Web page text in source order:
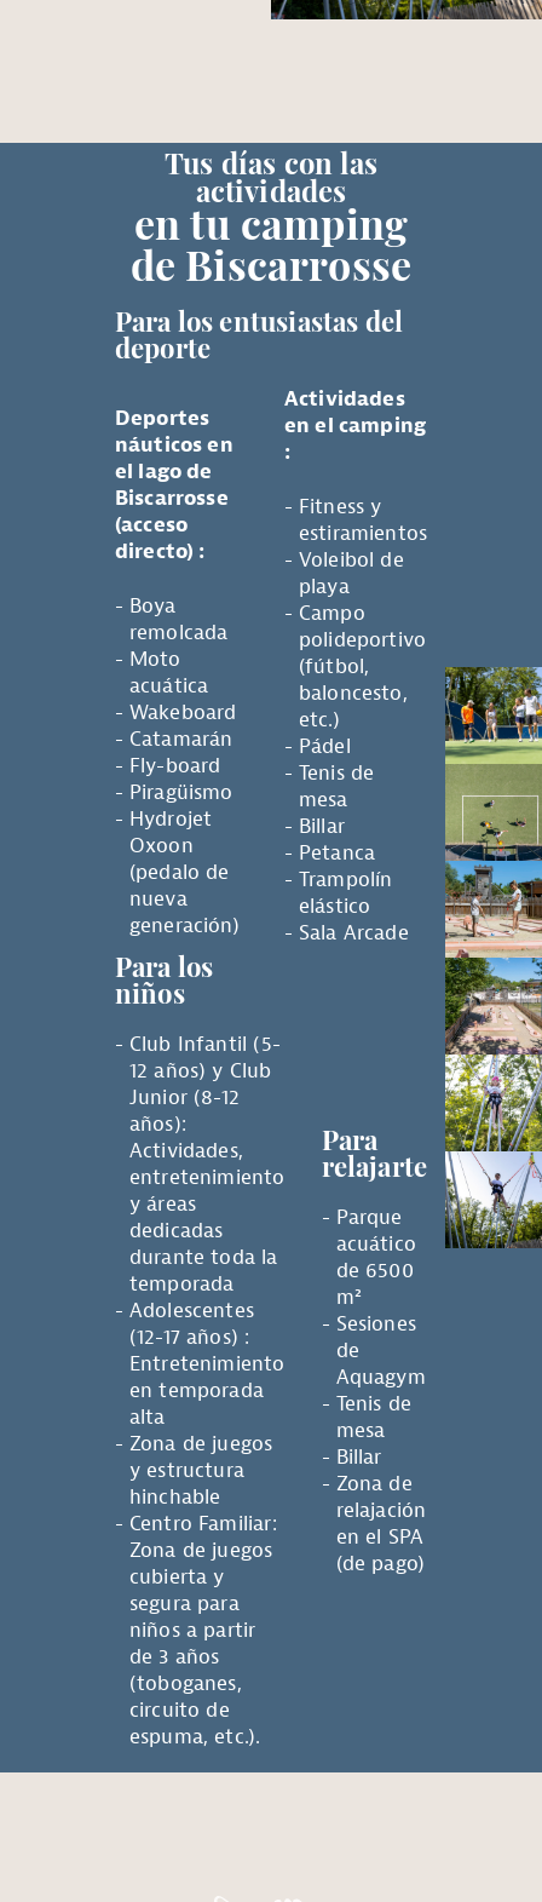
Tus días con las
actividades
en tu camping
de Biscarrosse
Para los entusiastas del
deporte
Deportes
náuticos en
el lago de
Biscarrosse
(acceso
directo) :
Boya
remolcada
Moto
acuática
Wakeboard
Catamarán
Fly-board
Piragüismo
Hydrojet
Oxoon
(pedalo de
nueva
generación)
Actividades
en el camping
:
Fitness y
estiramientos
Voleibol de
playa
Campo
polideportivo
(fútbol,
baloncesto,
etc.)
Pádel
Tenis de
mesa
Billar
Petanca
Trampolín
elástico
Sala Arcade
Para los
niños
Club Infantil (5-
12 años) y Club
Junior (8-12
años):
Actividades,
entretenimiento
y áreas
dedicadas
durante toda la
temporada
Adolescentes
(12-17 años) :
Entretenimiento
en temporada
alta
Zona de juegos
y estructura
hinchable
Centro Familiar:
Zona de juegos
cubierta y
segura para
niños a partir
de 3 años
(toboganes,
circuito de
espuma, etc.).
Para
relajarte
Parque
acuático
de 6500
m²
Sesiones
de
Aquagym
Tenis de
mesa
Billar
Zona de
relajación
en el SPA
(de pago)